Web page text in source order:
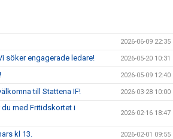
2026-06-09 22:35
söker engagerade ledare! 2026-05-20 10:31
2026-05-09 12:40
till Stattena IF! 2026-03-28 10:00
du med Fritidskortet i
2026-02-16 18:47
kl 13. 2026-02-01 09:55